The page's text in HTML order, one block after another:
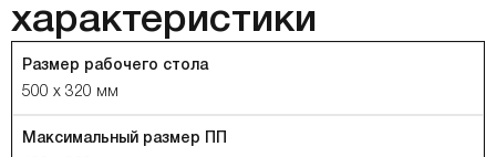
характеристики
Размер рабочего стола
500 х 320 мм
Максимальный размер ПП